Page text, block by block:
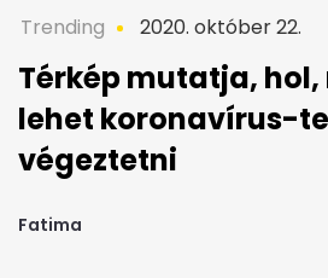
Trending 2020. október 22.
Térkép mutatja,
lehet koronavírus-
végeztetni
Fatima